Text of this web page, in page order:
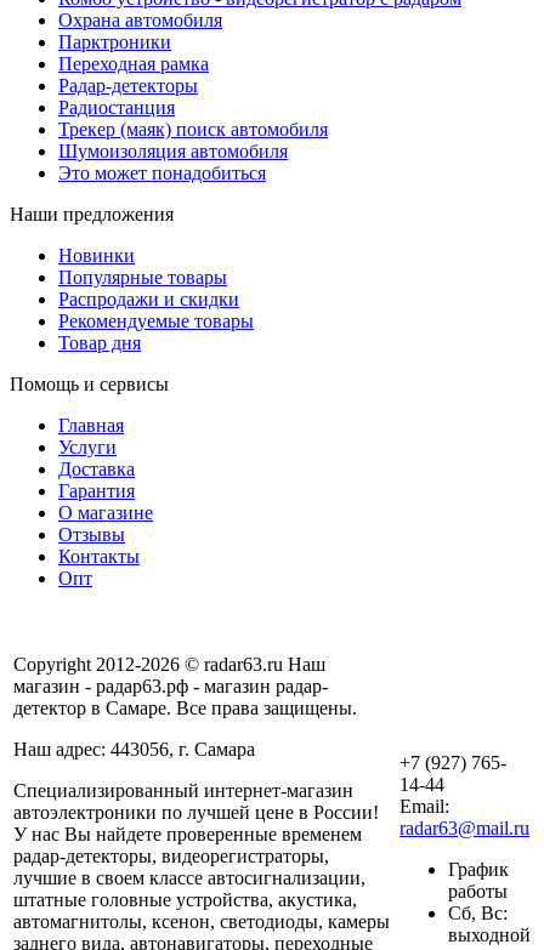
Охрана автомобиля
Парктроники
Переходная рамка
Радар-детекторы
Радиостанция
Трекер (маяк) поиск автомобиля
Шумоизоляция автомобиля
Это может понадобиться
Наши предложения
Новинки
Популярные товары
Распродажи и скидки
Рекомендуемые товары
Товар дня
Помощь и сервисы
Главная
Услуги
Доставка
Гарантия
О магазине
Отзывы
Контакты
Опт
Copyright 2012-2026 © radar63.ru Наш
магазин - радар63.рф - магазин радар-
детектор в Самаре. Все права защищены.
Наш адрес: 443056, г. Самара
Специализированный интернет-магазин
автоэлектроники по лучшей цене в России!
У нас Вы найдете проверенные временем
радар-детекторы, видеорегистраторы,
лучшие в своем классе автосигнализации,
штатные головные устройства, акустика,
автомагнитолы, ксенон, светодиоды, камеры
заднего вида, автонавигаторы, переходные
+7 (927) 765-
14-44
Email:
radar63@mail.ru
График
работы
Сб, Вс:
выходной